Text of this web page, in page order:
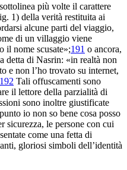
più volte il carattere
1) della verità restituita ai
alcune parti del viaggio,
di un villaggio viene
il nome scusate»;191 o ancora,
detta di Nasrin: «in realtà non
e non l’ho trovato su internet,
192 Tali offuscamenti sono
il lettore della parzialità di
sono inoltre giustificate
io non so bene cosa posso
sicurezza, le persone con cui
come una fetta di
gloriosi simboli dell’identità